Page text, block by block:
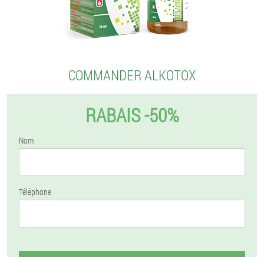
COMMANDER ALKOTOX
RABAIS -50%
Nom
Téléphone